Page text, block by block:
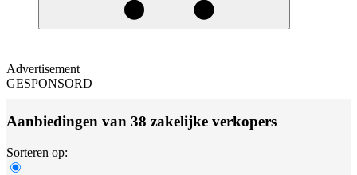
Advertisement
GESPONSORD
Aanbiedingen van 38 zakelijke verkopers
Sorteren op: